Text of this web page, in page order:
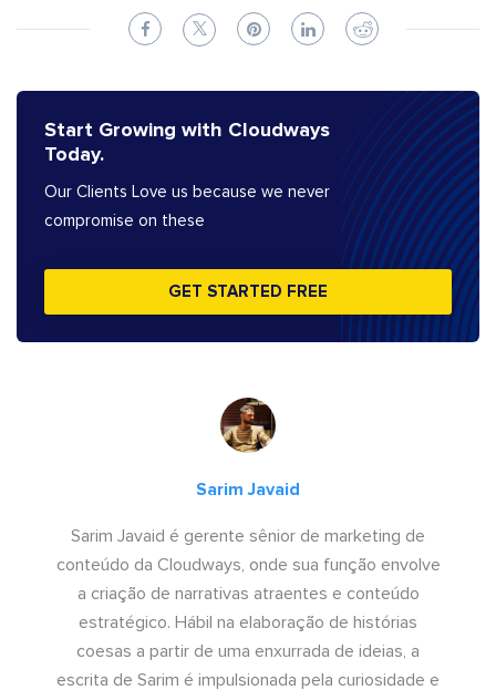
Start Growing with Cloudways
Today.
Our Clients Love us because we never
compromise on these
GET STARTED FREE
Sarim Javaid
Sarim Javaid é gerente sênior de marketing de
conteúdo da Cloudways, onde sua função envolve
a criação de narrativas atraentes e conteúdo
estratégico. Hábil na elaboração de histórias
coesas a partir de uma enxurrada de ideias, a
escrita de Sarim é impulsionada pela curiosidade e